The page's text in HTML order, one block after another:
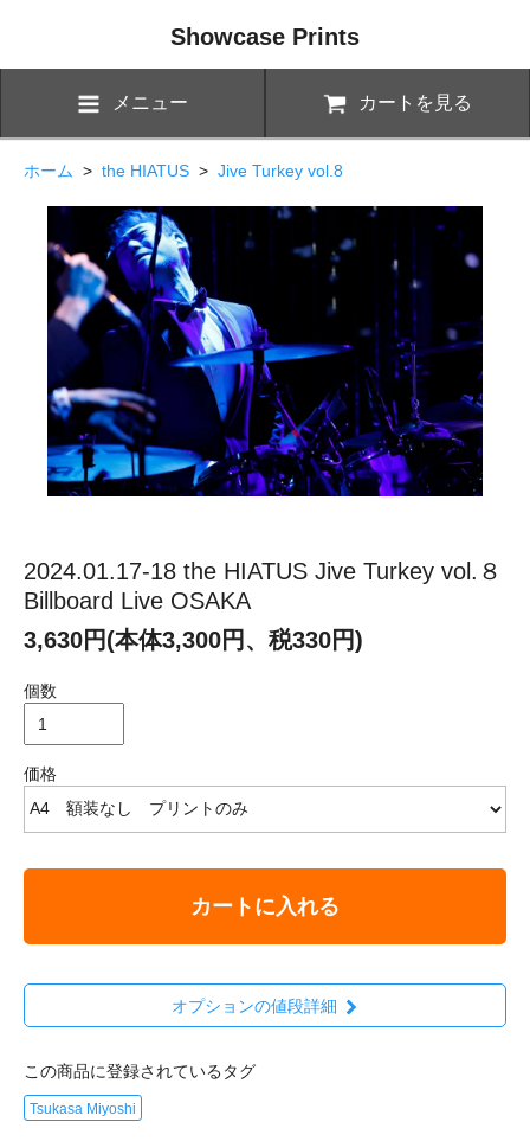
Showcase Prints
メニュー カートを見る
ホーム > the HIATUS > Jive Turkey vol.8
2024.01.17-18 the HIATUS Jive Turkey vol.８
Billboard Live OSAKA
3,630円(本体3,300円、税330円)
個数
価格
カートに入れる
オプションの値段詳細
この商品に登録されているタグ
Tsukasa Miyoshi